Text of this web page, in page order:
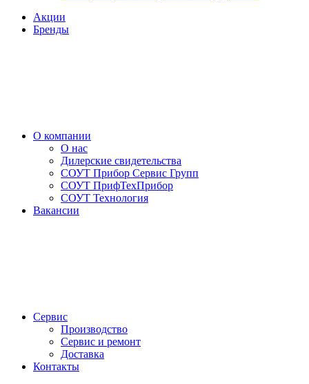
Акции
Бренды
О компании
О нас
Дилерские свидетельства
СОУТ Прибор Сервис Групп
СОУТ ПрифТехПрибор
СОУТ Технология
Вакансии
Сервис
Производство
Сервис и ремонт
Доставка
Контакты